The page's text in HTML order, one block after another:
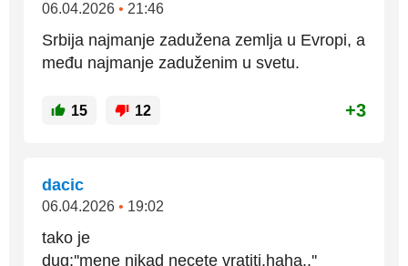
06.04.2026 • 21:46
Srbija najmanje zadužena zemlja u Evropi, a
među najmanje zaduženim u svetu.
15 12 +3
dacic
06.04.2026 • 19:02
tako je
dug:''mene nikad necete vratiti,haha..''